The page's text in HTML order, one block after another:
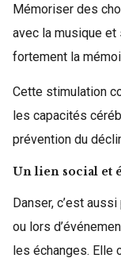
Mémoriser des
avec la musique et
fortement la
Cette stimulation
les capacités
prévention du
Un lien social et
Danser, c’est
ou lors
les échanges. Elle